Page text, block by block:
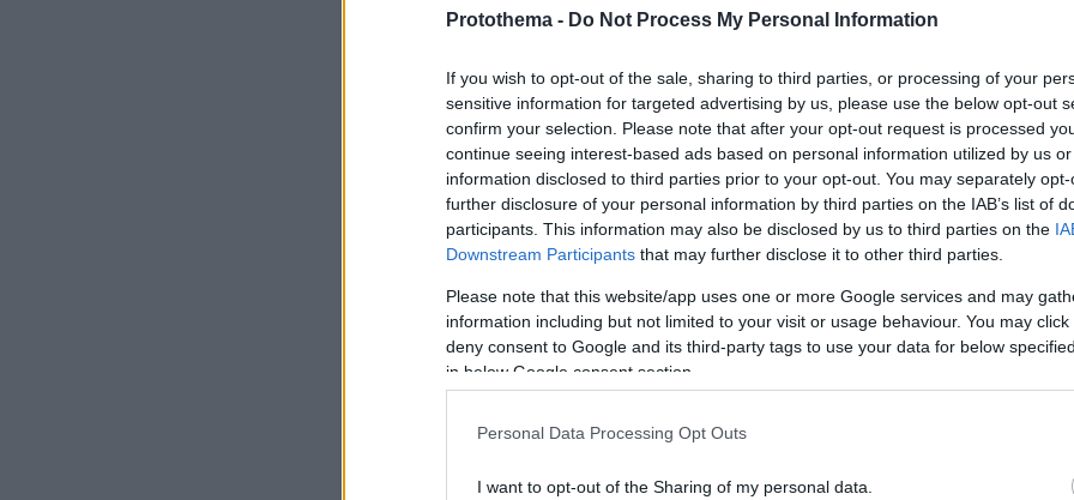
Protothema - Do Not Process My Personal Information
If you wish to opt-out of the sale, sharing to third parties, or processing of your
sensitive information for targeted advertising by us, please use the below opt-out
confirm your selection. Please note that after your opt-out request is processed
continue seeing interest-based ads based on personal information utilized by us
information disclosed to third parties prior to your opt-out. You may separately
further disclosure of your personal information by third parties on the IAB’s list of
participants. This information may also be disclosed by us to third parties on the
Downstream Participants that may further disclose it to other third parties.
Please note that this website/app uses one or more Google services and may
information including but not limited to your visit or usage behaviour. You may
deny consent to Google and its third-party tags to use your data for below
in below Google consent section.
Personal Data Processing Opt Outs
I want to opt-out of the Sharing of my personal data.
μνημονίου συνεργασίαςμεταξύ τουΕΚΠΑ και του
απόψεων σχετικά με την προοπτική ίδρυσης ερευνητικού
κέντρου αριστείας στην Αττική για τη στέγαση ευρύτερης
ακαδημαϊκής συνεργασίας ανάμεσα στα δύο ιδρύματα.